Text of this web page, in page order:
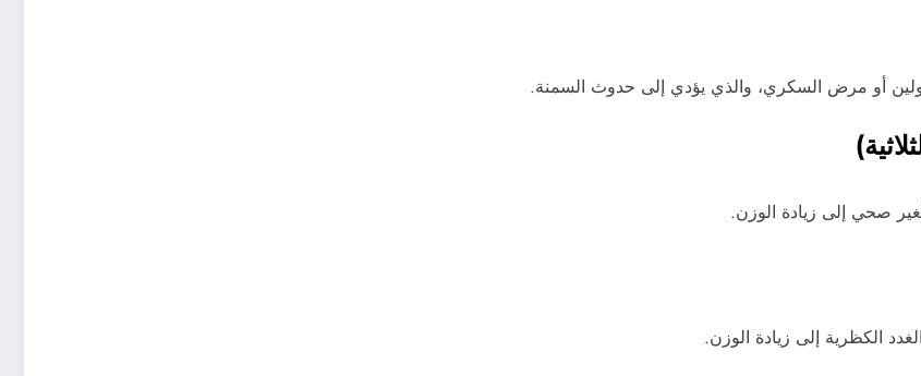
أو مرض السكري، والذي يؤدي إلى حدوث السمنة.
صحي إلى زيادة الوزن.
الكظرية إلى زيادة الوزن.